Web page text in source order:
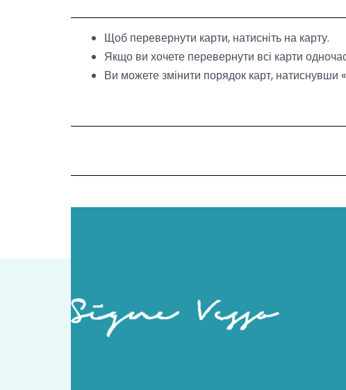
Щоб перевернути карти, натисніть на карту.
Якщо ви хочете перевернути всі карти
Ви можете змінити порядок карт,